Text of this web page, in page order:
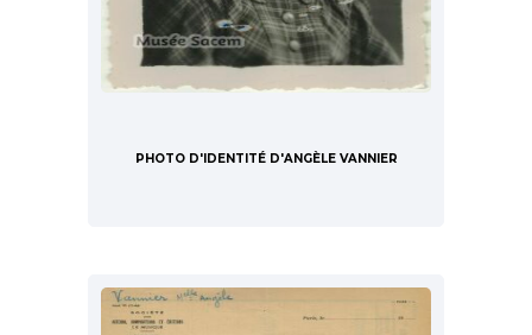
PHOTO D'IDENTITÉ D'ANGÈLE VANNIER